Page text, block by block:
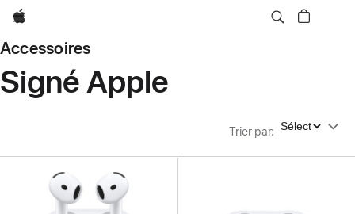
Apple
Accessoires
Signé Apple
Trier par: Trier par